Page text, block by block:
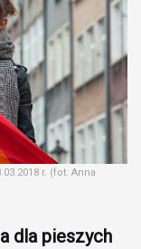
r. (fot. Anna
dla pieszych